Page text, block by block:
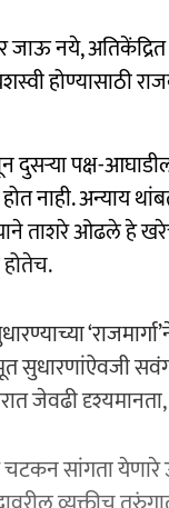
जाऊ नये,
होण्यासाठी
दुसऱ्या पक्ष-
नाही. अन्याय
ताशरे ओढले हे
सुधारणांऐवजी
जेवढी
सांगता येणारे